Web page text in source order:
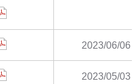
2023/06/06
2023/05/03